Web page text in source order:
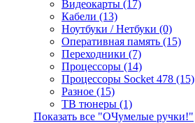
Видеокарты (17)
Кабели (13)
Ноутбуки / Нетбуки (0)
Оперативная память (15)
Переходники (7)
Процессоры (14)
Процессоры Socket 478 (15)
Разное (15)
ТВ тюнеры (1)
Показать все "ОЧумелые ручки!"